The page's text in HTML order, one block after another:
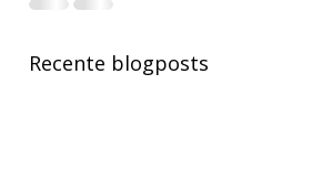
Recente blogposts